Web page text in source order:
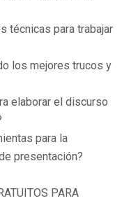
técnicas para trabajar
los mejores trucos y
elaborar el discurso
para la
presentación?
PARA